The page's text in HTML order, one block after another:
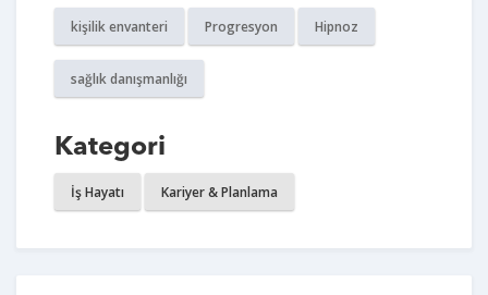
kişilik envanteri Progresyon Hipnoz
sağlık danışmanlığı
Kategori
İş Hayatı Kariyer & Planlama